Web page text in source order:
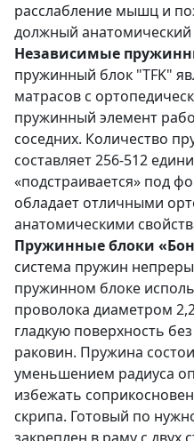
расслабление мышц и
должный анатомический
Независимые
пружинный блок "TFK"
матрасов с
пружинный элемент
соседних. Количество
составляет 256-512
«подстраивается» под
обладает отличными
анатомическими
Пружинные блоки
система пружин
пружинном блоке
проволока диаметром
гладкую поверхность
раковин. Пружина
уменьшением радиуса
избежать
скрипа. Готовый по